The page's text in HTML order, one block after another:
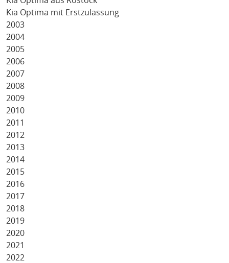
Kia Optima mit Erstzulassung
2003
2004
2005
2006
2007
2008
2009
2010
2011
2012
2013
2014
2015
2016
2017
2018
2019
2020
2021
2022